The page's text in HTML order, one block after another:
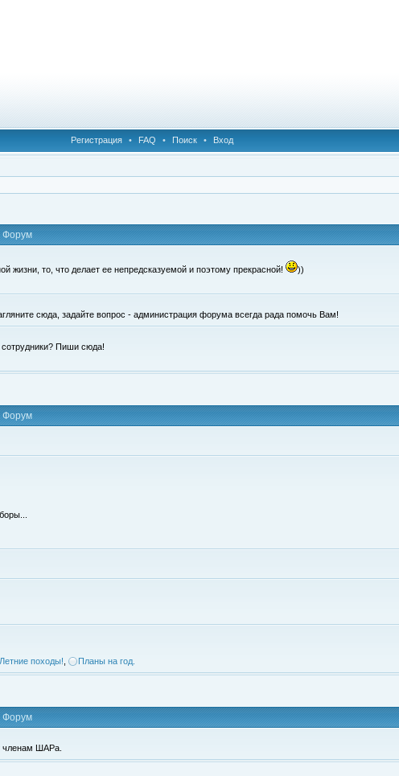
Регистрация • FAQ • Поиск • Вход
Форум
жизни, то, что делает ее непредсказуемой и поэтому прекрасной!
))
сюда, задайте вопрос - администрация форума всегда рада помочь Вам!
сотрудники? Пиши сюда!
Форум
Летние походы! Планы на год.
Форум
членам ШАРа.